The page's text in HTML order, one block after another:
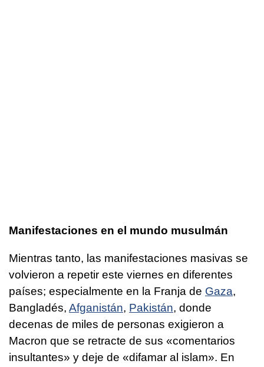
Manifestaciones en el mundo musulmán
Mientras tanto, las manifestaciones masivas se
volvieron a repetir este viernes en diferentes
países; especialmente en la Franja de Gaza,
Bangladés, Afganistán, Pakistán, donde
decenas de miles de personas exigieron a
Macron que se retracte de sus «comentarios
insultantes» y deje de «difamar al islam». En